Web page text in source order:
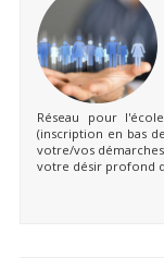
Réseau pour
(inscription en bas
votre/vos
votre désir profond